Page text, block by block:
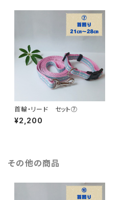
首輪・リード セット⑦
¥2,200
その他の商品